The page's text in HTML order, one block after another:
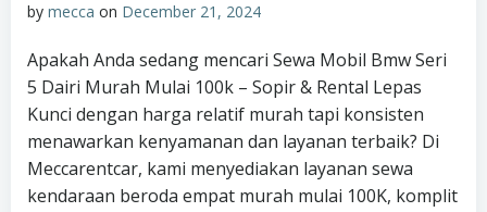
by mecca on December 21, 2024
Apakah Anda sedang mencari Sewa Mobil Bmw Seri
5 Dairi Murah Mulai 100k – Sopir & Rental Lepas
Kunci dengan harga relatif murah tapi konsisten
menawarkan kenyamanan dan layanan terbaik? Di
Meccarentcar, kami menyediakan layanan sewa
kendaraan beroda empat murah mulai 100K, komplit